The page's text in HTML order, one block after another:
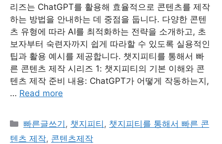
리즈는 ChatGPT를 활용해 효율적으로 콘텐츠를 제작
하는 방법을 안내하는 데 중점을 둡니다. 다양한 콘텐
츠 유형에 따라 AI를 최적화하는 전략을 소개하고, 초
보자부터 숙련자까지 쉽게 따라할 수 있도록 실용적인
팁과 활용 예시를 제공합니다. 챗지피티를 통해서 빠
른 콘텐츠 제작 시리즈 1: 챗지피티의 기본 이해와 콘
텐츠 제작 준비 내용: ChatGPT가 어떻게 작동하는지,
… Read more
Categories
빠른글쓰기 , 챗지피티 , 챗지피티를 통해서 빠른 콘
텐츠 제작, 콘텐츠제작